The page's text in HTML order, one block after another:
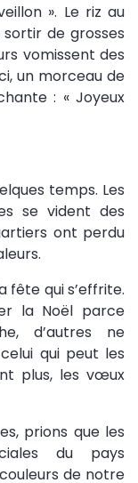
». Le riz au
de grosses
vomissent des
un morceau de
: « Joyeux
temps. Les
se vident des
ont perdu
fête qui s’effrite.
la Noël parce
d’autres ne
qui peut les
plus, les vœux
prions que les
du pays
de notre